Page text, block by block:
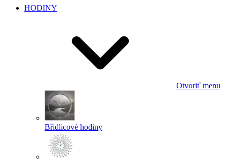
HODINY
Otvoriť menu
Břidlicové hodiny